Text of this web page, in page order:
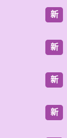
新
新
新
新